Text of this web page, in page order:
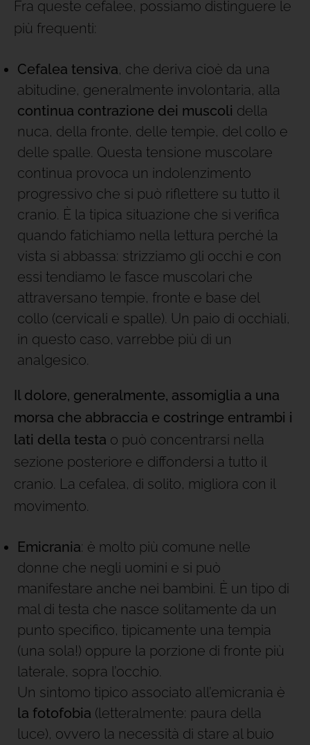
Fra queste cefalee, possiamo distinguere le
più frequenti:
Cefalea tensiva, che deriva cioè da una
abitudine, generalmente involontaria, alla
continua contrazione dei muscoli della
nuca, della fronte, delle tempie, del collo e
delle spalle. Questa tensione muscolare
continua provoca un indolenzimento
progressivo che si può riflettere su tutto il
cranio. È la tipica situazione che si verifica
quando fatichiamo nella lettura perché la
vista si abbassa: strizziamo gli occhi e con
essi tendiamo le fasce muscolari che
attraversano tempie, fronte e base del
collo (cervicali e spalle). Un paio di occhiali,
in questo caso, varrebbe più di un
analgesico.
Il dolore, generalmente, assomiglia a una
morsa che abbraccia e costringe entrambi i
lati della testa o può concentrarsi nella
sezione posteriore e diffondersi a tutto il
cranio. La cefalea, di solito, migliora con il
movimento.
Emicrania: è molto più comune nelle
donne che negli uomini e si può
manifestare anche nei bambini. È un tipo di
mal di testa che nasce solitamente da un
punto specifico, tipicamente una tempia
(una sola!) oppure la porzione di fronte più
laterale, sopra l’occhio.
Un sintomo tipico associato all’emicrania è
la fotofobia (letteralmente: paura della
luce), ovvero la necessità di stare al buio